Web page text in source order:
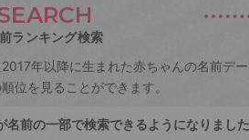
ランキング検索
年以降に生まれた赤ちゃんの名前デ
位を見ることができます。
名前の一部で検索できるようになりまし